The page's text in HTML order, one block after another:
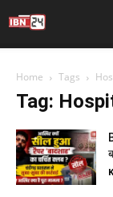
Home Tags
Tag: